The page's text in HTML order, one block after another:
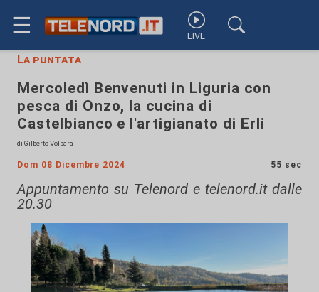
☰ LIVE
La puntata
Mercoledì Benvenuti in Liguria con
pesca di Onzo, la cucina di
Castelbianco e l'artigianato di Erli
di Gilberto Volpara
Dom 08 Dicembre 2024 55 sec
Appuntamento su Telenord e telenord.it dalle
20.30